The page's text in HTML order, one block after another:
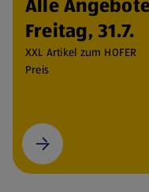
Alle
Freitag, 31.7.
XXL Artikel zum HOFER
Preis